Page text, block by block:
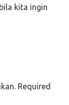
kita ingin
Required